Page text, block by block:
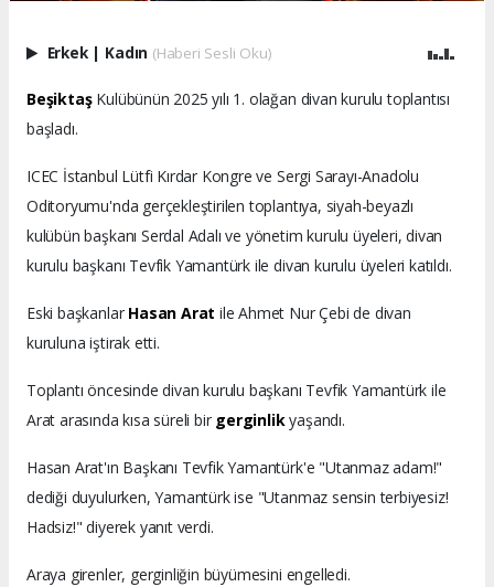
Erkek | Kadın (Haberi Sesli Oku)
BeşiktaşKulübünün 2025 yılı 1. olağan divan kurulu toplantısı
başladı.
ICEC İstanbul Lütfi Kırdar Kongre ve Sergi Sarayı-Anadolu
Oditoryumu'nda gerçekleştirilen toplantıya, siyah-beyazlı
kulübün başkanı Serdal Adalı ve yönetim kurulu üyeleri, divan
kurulu başkanı Tevfik Yamantürk ile divan kurulu üyeleri katıldı.
Eski başkanlar Hasan Arat ile Ahmet Nur Çebi de divan
kuruluna iştirak etti.
Toplantı öncesinde divan kurulu başkanı Tevfik Yamantürk ile
Arat arasında kısa süreli bir gerginlikyaşandı.
Hasan Arat'ın Başkanı Tevfik Yamantürk'e "Utanmaz adam!"
dediği duyulurken, Yamantürk ise "Utanmaz sensin terbiyesiz!
Hadsiz!" diyerek yanıt verdi.
Araya girenler, gerginliğin büyümesini engelledi.